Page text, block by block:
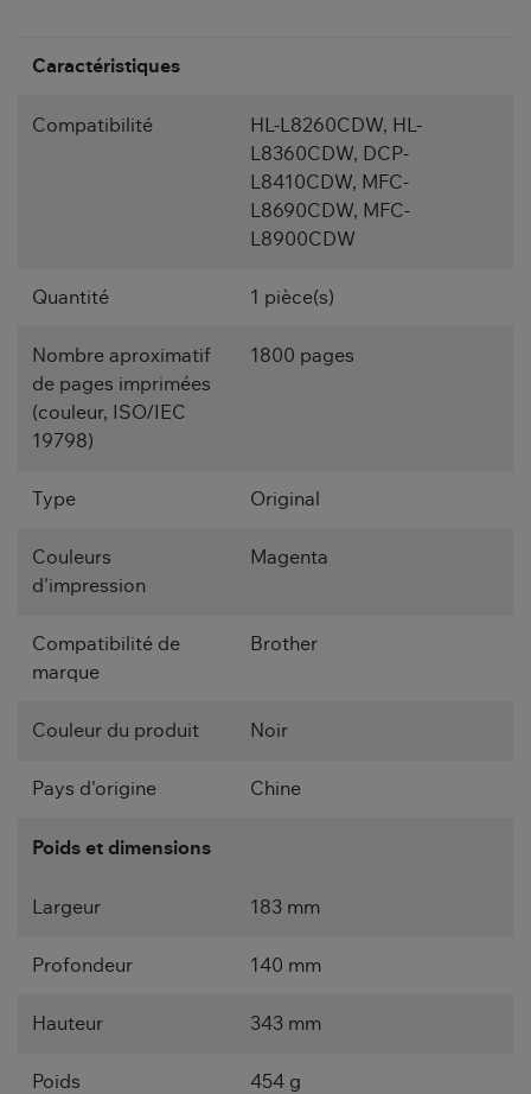
Caractéristiques
Compatibilité
HL-L8260CDW, HL-
L8360CDW, DCP-
L8410CDW, MFC-
L8690CDW, MFC-
L8900CDW
Quantité 1 pièce(s)
Nombre aproximatif
de pages imprimées
(couleur, ISO/IEC
19798)
1800 pages
Type Original
Couleurs
d'impression
Magenta
Compatibilité de
marque
Brother
Couleur du produit Noir
Pays d'origine Chine
Poids et dimensions
Largeur 183 mm
Profondeur 140 mm
Hauteur 343 mm
Poids 454 g